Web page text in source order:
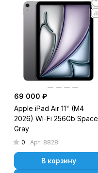
69 000 ₽
Apple iPad Air 11" (M4
2026) Wi-Fi 256Gb Space
Gray
0 Арт. 8828
В корзину